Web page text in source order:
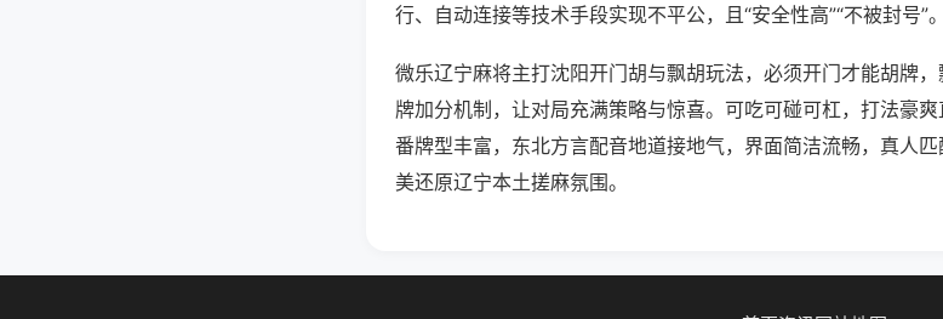
行、自动连接等技术手段实现不平公，且“安全性高”“不被封号”。
微乐辽宁麻将主打沈阳开门胡与飘胡玩法，必须开门才能胡牌
牌加分机制，让对局充满策略与惊喜。可吃可碰可杠，打法豪
番牌型丰富，东北方言配音地道接地气，界面简洁流畅，真人
美还原辽宁本土搓麻氛围。